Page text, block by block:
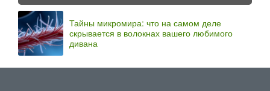
Тайны микромира: что на самом деле
скрывается в волокнах вашего любимого
дивана